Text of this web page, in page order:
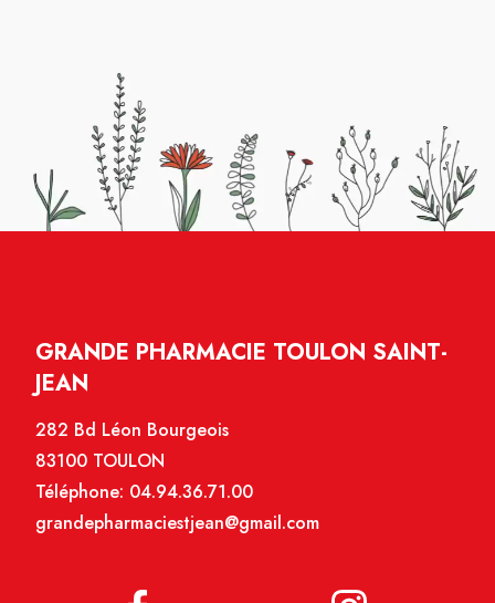
GRANDE PHARMACIE TOULON SAINT-
JEAN
282 Bd Léon Bourgeois
83100 TOULON
Téléphone: 04.94.36.71.00
grandepharmaciestjean@gmail.com